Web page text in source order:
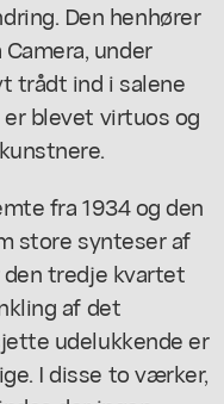
Den henhører
under
trådt ind i salene
blevet virtuos og
fra 1934 og den
store synteser af
tredje kvartet
af det
udelukkende er
I disse to værker,